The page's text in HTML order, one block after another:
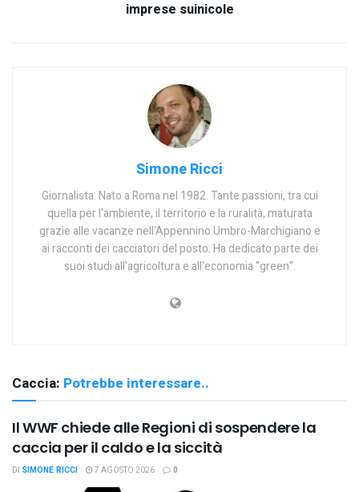
imprese suinicole
Simone Ricci
Giornalista. Nato a Roma nel 1982. Tante passioni, tra cui
quella per l'ambiente, il territorio e la ruralità, maturata
grazie alle vacanze nell'Appennino Umbro-Marchigiano e
ai racconti dei cacciatori del posto. Ha dedicato parte dei
suoi studi all'agricoltura e all'economia "green".
Caccia: Potrebbe interessare..
Il WWF chiede alle Regioni di sospendere la
caccia per il caldo e la siccità
DI SIMONE RICCI 7 AGOSTO 2026 0